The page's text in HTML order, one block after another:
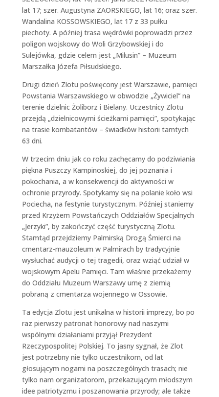
lat 17; szer. Augustyna ZAORSKIEGO, lat 16; oraz szer.
Wandalina KOSSOWSKIEGO, lat 17 z 33 pułku
piechoty. A później trasa wędrówki poprowadzi przez
poligon wojskowy do Woli Grzybowskiej i do
Sulejówka, gdzie celem jest „Milusin” – Muzeum
Marszałka Józefa Piłsudskiego.
Drugi dzień Zlotu poświęcony jest Warszawie, pamięci
Powstania Warszawskiego w obwodzie „Żywiciel” na
terenie dzielnic Żoliborz i Bielany. Uczestnicy Zlotu
przejdą „dzielnicowymi ścieżkami pamięci”, spotykając
na trasie kombatantów – świadków historii tamtych
63 dni.
W trzecim dniu jak co roku zachęcamy do podziwiania
piękna Puszczy Kampinoskiej, do jej poznania i
pokochania, a w konsekwencji do aktywności w
ochronie przyrody. Spotykamy się na polanie koło wsi
Pociecha, na festynie turystycznym. Później staniemy
przed Krzyżem Powstańczych Oddziałów Specjalnych
„Jerzyki”, by zakończyć część turystyczną Zlotu.
Stamtąd przejdziemy Palmirską Drogą Śmierci na
cmentarz-mauzoleum w Palmirach by tradycyjnie
wysłuchać audycji o tej tragedii, oraz wziąć udział w
wojskowym Apelu Pamięci. Tam właśnie przekażemy
do Oddziału Muzeum Warszawy urnę z ziemią
pobraną z cmentarza wojennego w Ossowie.
Ta edycja Zlotu jest unikalna w historii imprezy, bo po
raz pierwszy patronat honorowy nad naszymi
wspólnymi działaniami przyjął Prezydent
Rzeczypospolitej Polskiej. To jasny sygnał, że Zlot
jest potrzebny nie tylko uczestnikom, od lat
głosującym nogami na poszczególnych trasach; nie
tylko nam organizatorom, przekazującym młodszym
idee patriotyzmu i poszanowania przyrody; ale także